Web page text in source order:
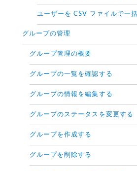
ユーザーを CSV ファイルで一
グループの管理
グループ管理の概要
グループの一覧を確認する
グループの情報を編集する
グループのステータスを変更する
グループを作成する
グループを削除する